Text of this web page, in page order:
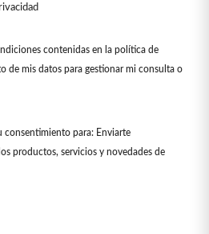
contenidas en la política de
de mis datos para gestionar mi consulta o
consentimiento para: Enviarte
productos, servicios y novedades de